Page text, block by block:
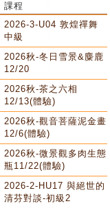
課程
2026-3-U04 敦煌禪舞
中級
2026秋-冬日雪景&麋鹿
12/20
2026秋-茶之六相
12/13(體驗)
2026秋-觀音菩薩泥金畫
12/6(體驗)
2026秋-微景觀多肉生態
瓶11/22(體驗)
2026-2-HU17 與絕世的
清芬對談-初級2